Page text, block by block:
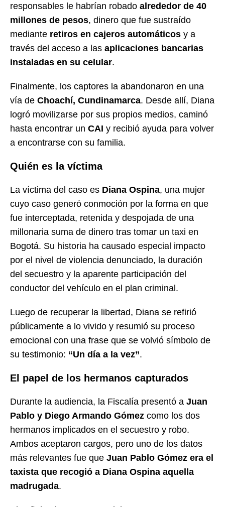
responsables le habrían robado alrededor de 40
millones de pesos, dinero que fue sustraído
mediante retiros en cajeros automáticos y a
través del acceso a las aplicaciones bancarias
instaladas en su celular.
Finalmente, los captores la abandonaron en una
vía de Choachí, Cundinamarca. Desde allí, Diana
logró movilizarse por sus propios medios, caminó
hasta encontrar un CAI y recibió ayuda para volver
a encontrarse con su familia.
Quién es la víctima
La víctima del caso es Diana Ospina, una mujer
cuyo caso generó conmoción por la forma en que
fue interceptada, retenida y despojada de una
millonaria suma de dinero tras tomar un taxi en
Bogotá. Su historia ha causado especial impacto
por el nivel de violencia denunciado, la duración
del secuestro y la aparente participación del
conductor del vehículo en el plan criminal.
Luego de recuperar la libertad, Diana se refirió
públicamente a lo vivido y resumió su proceso
emocional con una frase que se volvió símbolo de
su testimonio: “Un día a la vez”.
El papel de los hermanos capturados
Durante la audiencia, la Fiscalía presentó a Juan
Pablo y Diego Armando Gómez como los dos
hermanos implicados en el secuestro y robo.
Ambos aceptaron cargos, pero uno de los datos
más relevantes fue que Juan Pablo Gómez era el
taxista que recogió a Diana Ospina aquella
madrugada.